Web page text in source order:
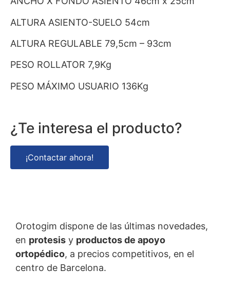
ALTURA ASIENTO-SUELO 54cm
ALTURA REGULABLE 79,5cm – 93cm
PESO ROLLATOR 7,9Kg
PESO MÁXIMO USUARIO 136Kg
¿Te interesa el producto?
¡Contactar ahora!
Orotogim dispone de las últimas novedades,
en protesis y productos de apoyo
ortopédico, a precios competitivos, en el
centro de Barcelona.